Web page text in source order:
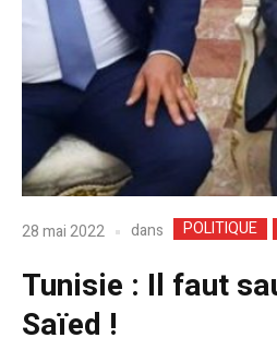
28 mai 2022 dans POLITIQUE
Tunisie : Il faut
Saïed !